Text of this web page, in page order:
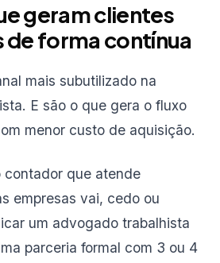
geram clientes
forma contínua
mais subutilizado na
E são o que gera o fluxo
menor custo de aquisição.
contador que atende
empresas vai, cedo ou
um advogado trabalhista
parceria formal com 3 ou 4